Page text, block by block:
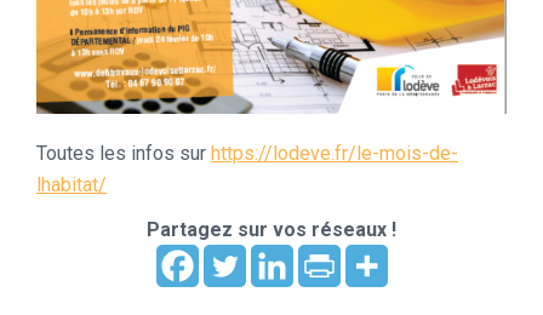
Toutes les infos sur https://lodeve.fr/le-mois-de-
lhabitat/
Partagez sur vos réseaux !